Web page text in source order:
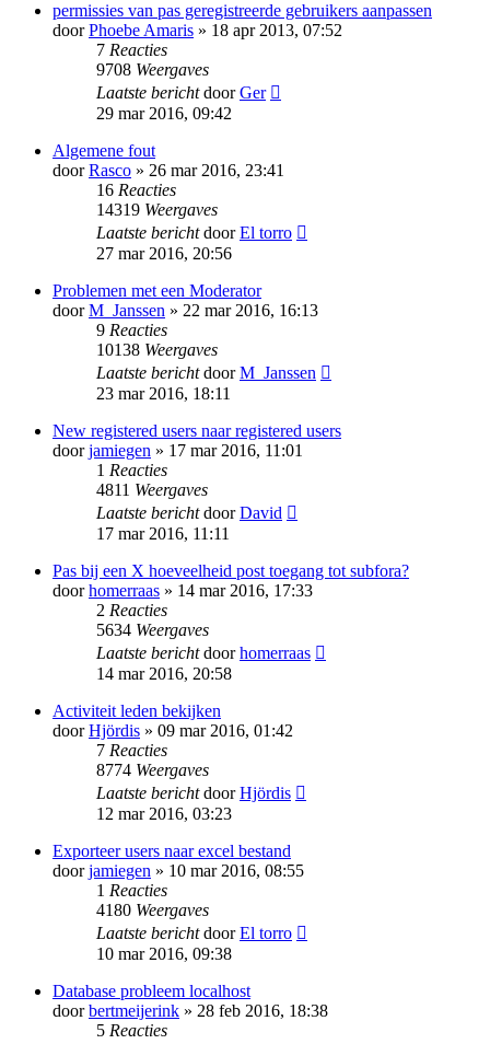
permissies van pas geregistreerde gebruikers aanpassen
doorPhoebe Amaris » 18 apr 2013, 07:52
7 Reacties
9708 Weergaves
Laatste berichtdoorGer
29 mar 2016, 09:42
Algemene fout
doorRasco » 26 mar 2016, 23:41
16 Reacties
14319 Weergaves
Laatste berichtdoorEl torro
27 mar 2016, 20:56
Problemen met een Moderator
doorM_Janssen » 22 mar 2016, 16:13
9 Reacties
10138 Weergaves
Laatste berichtdoorM_Janssen
23 mar 2016, 18:11
New registered users naar registered users
doorjamiegen » 17 mar 2016, 11:01
1 Reacties
4811 Weergaves
Laatste berichtdoorDavid
17 mar 2016, 11:11
Pas bij een X hoeveelheid post toegang tot subfora?
doorhomerraas » 14 mar 2016, 17:33
2 Reacties
5634 Weergaves
Laatste berichtdoorhomerraas
14 mar 2016, 20:58
Activiteit leden bekijken
doorHjördis » 09 mar 2016, 01:42
7 Reacties
8774 Weergaves
Laatste berichtdoorHjördis
12 mar 2016, 03:23
Exporteer users naar excel bestand
doorjamiegen » 10 mar 2016, 08:55
1 Reacties
4180 Weergaves
Laatste berichtdoorEl torro
10 mar 2016, 09:38
Database probleem localhost
doorbertmeijerink » 28 feb 2016, 18:38
5 Reacties